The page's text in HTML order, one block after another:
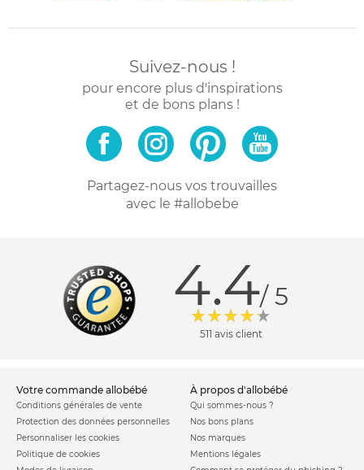
Suivez-nous !
pour encore plus d'inspirations
et de bons plans !
Partagez-nous vos trouvailles
avec le #allobebe
4.4/ 5
511 avis client
votre commande allobébé
Conditions générales de vente
Protection des données personnelles
Personnaliser les cookies
Politique de cookies
à propos d'allobébé
Qui sommes-nous ?
Nos bons plans
Nos marques
Mentions légales